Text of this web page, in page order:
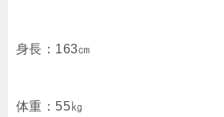
身長：163㎝
体重：55㎏